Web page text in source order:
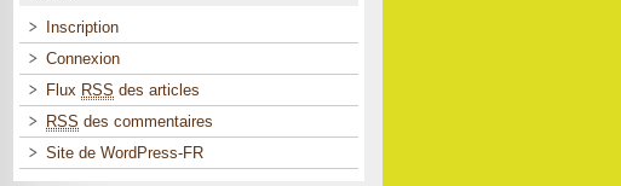
Inscription
Connexion
Flux RSS des articles
RSS des commentaires
Site de WordPress-FR